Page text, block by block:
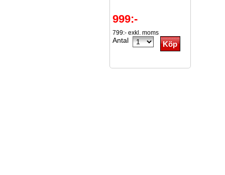
999:-
799:- exkl. moms
Antal